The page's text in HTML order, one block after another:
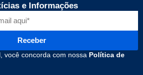
e Informações
Receber
você concorda com nossa Política de